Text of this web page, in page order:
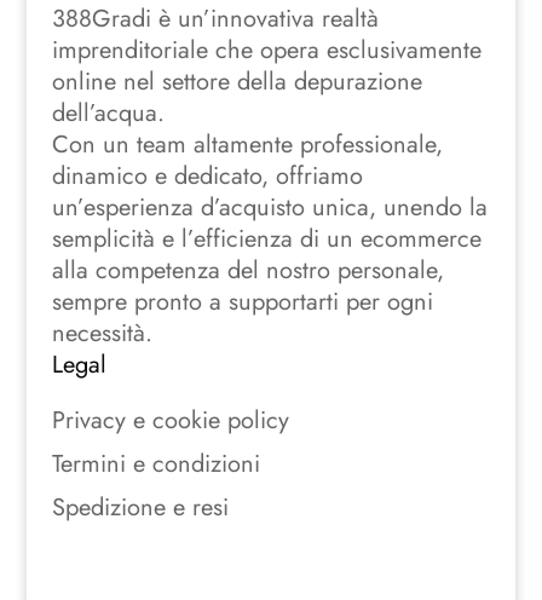
388Gradi è un’innovativa realtà
imprenditoriale che opera esclusivamente
online nel settore della depurazione
dell’acqua.
Con un team altamente professionale,
dinamico e dedicato, offriamo
un’esperienza d’acquisto unica, unendo la
semplicità e l’efficienza di un ecommerce
alla competenza del nostro personale,
sempre pronto a supportarti per ogni
necessità.
Legal
Privacy e cookie policy
Termini e condizioni
Spedizione e resi